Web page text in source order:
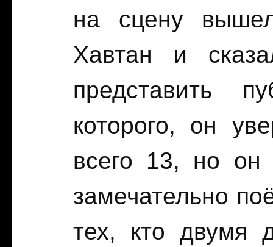
на сцену
Хавтан и
представить
которого, он
всего 13, но он
замечательно
тех, кто двумя